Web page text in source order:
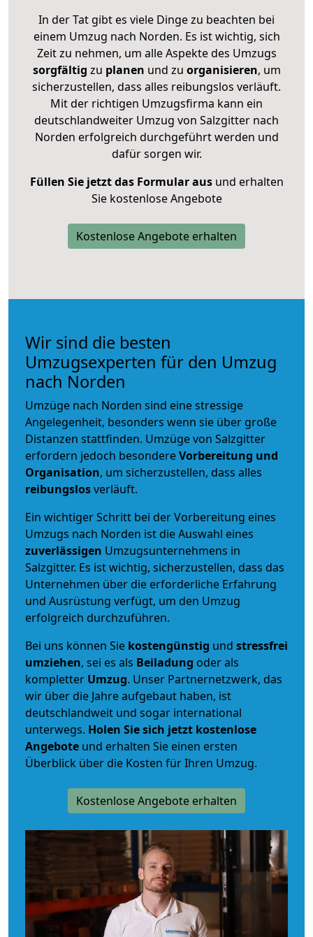
In der Tat gibt es viele Dinge zu beachten bei
einem Umzug nach Norden. Es ist wichtig, sich
Zeit zu nehmen, um alle Aspekte des Umzugs
sorgfältig zu planen und zu organisieren, um
sicherzustellen, dass alles reibungslos verläuft.
Mit der richtigen Umzugsfirma kann ein
deutschlandweiter Umzug von Salzgitter nach
Norden erfolgreich durchgeführt werden und
dafür sorgen wir.
Füllen Sie jetzt das Formular ausund erhalten
Sie kostenlose Angebote
Kostenlose Angebote erhalten
Wir sind die besten
Umzugsexperten für den Umzug
nach Norden
Umzüge nach Norden sind eine stressige
Angelegenheit, besonders wenn sie über große
Distanzen stattfinden. Umzüge von Salzgitter
erfordern jedoch besondereVorbereitung und
Organisation, um sicherzustellen, dass alles
reibungslosverläuft.
Ein wichtiger Schritt bei der Vorbereitung eines
Umzugs nach Norden ist die Auswahl eines
zuverlässigen Umzugsunternehmens in
Salzgitter. Es ist wichtig, sicherzustellen, dass das
Unternehmen über die erforderliche Erfahrung
und Ausrüstung verfügt, um den Umzug
erfolgreich durchzuführen.
Bei uns können Sie kostengünstig und stressfrei
umziehen, sei es als Beiladung oder als
kompletter Umzug. Unser Partnernetzwerk, das
wir über die Jahre aufgebaut haben, ist
deutschlandweit und sogar international
unterwegs. Holen Sie sich jetzt kostenlose
Angebote und erhalten Sie einen ersten
Überblick über die Kosten für Ihren Umzug.
Kostenlose Angebote erhalten